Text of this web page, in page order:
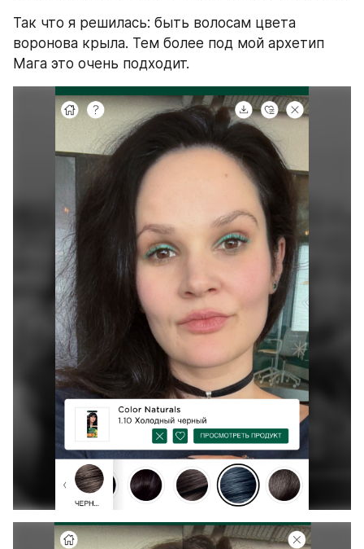
Так что я решилась: быть волосам цвета
воронова крыла. Тем более под мой архетип
Мага это очень подходит.